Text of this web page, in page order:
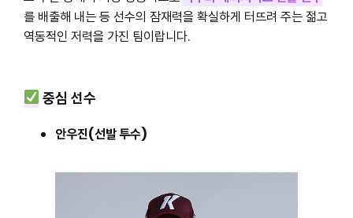
를 배출해 내는 등 선수의 잠재력을 확실하게 터뜨려 주는 젊고
역동적인 저력을 가진 팀이랍니다.
중심 선수
안우진(선발 투수)